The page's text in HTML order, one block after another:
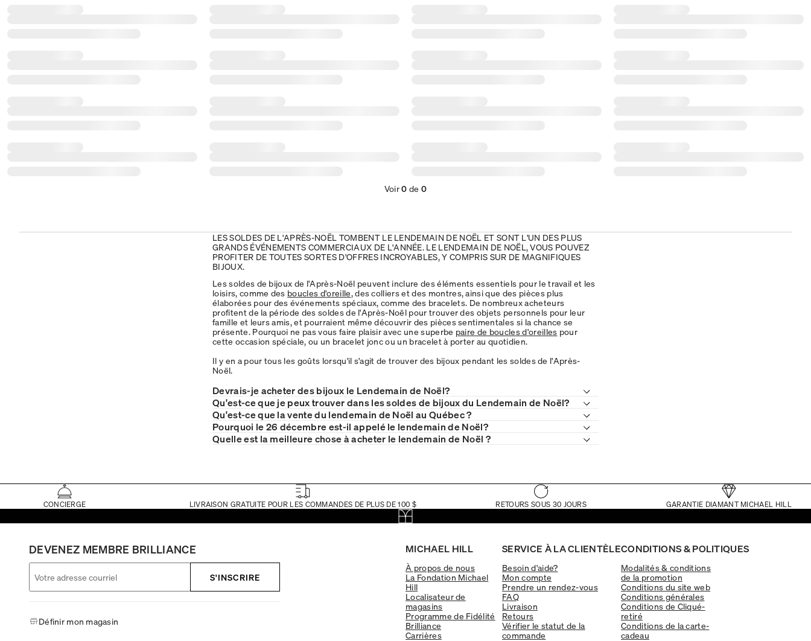
Voir0 de 0
LES SOLDES DE L'APRÈS-NOËL TOMBENT LE LENDEMAIN DE NOËL ET SONT L'UN DES PLUS
GRANDS ÉVÉNEMENTS COMMERCIAUX DE L'ANNÉE. LE LENDEMAIN DE NOËL, VOUS POUVEZ
PROFITER DE TOUTES SORTES D'OFFRES INCROYABLES, Y COMPRIS SUR DE MAGNIFIQUES
BIJOUX.
Les soldes de bijoux de l'Après-Noël peuvent inclure des éléments essentiels pour le travail et les
loisirs, comme des boucles d'oreille, des colliers et des montres, ainsi que des pièces plus
élaborées pour des événements spéciaux, comme des bracelets. De nombreux acheteurs
profitent de la période des soldes de l'Après-Noël pour trouver des objets personnels pour leur
famille et leurs amis, et pourraient même découvrir des pièces sentimentales si la chance se
présente. Pourquoi ne pas vous faire plaisir avec une superbe paire de boucles d'oreilles pour
cette occasion spéciale, ou un bracelet jonc ou un bracelet à porter au quotidien.
Il y en a pour tous les goûts lorsqu'il s'agit de trouver des bijoux pendant les soldes de l'Après-
Noël.
Devrais-je acheter des bijoux le Lendemain de Noël?
Qu'est-ce que je peux trouver dans les soldes de bijoux du Lendemain de Noël?
Qu'est-ce que la vente du lendemain de Noël au Québec ?
Pourquoi le 26 décembre est-il appelé le lendemain de Noël?
Quelle est la meilleure chose à acheter le lendemain de Noël ?
CONCIERGE LIVRAISON GRATUITE POUR LES COMMANDES DE PLUS DE 100 $ RETOURS SOUS 30 JOURS GARANTIE DIAMANT MICHAEL HILL
MICHAEL HILL
À propos de nous
La Fondation Michael
Hill
Localisateur de
magasins
Programme de Fidélité
Brilliance
Carrières
SERVICE À LA CLIENTÈLE
Besoin d'aide?
Mon compte
Prendre un rendez-vous
FAQ
Livraison
Retours
Vérifier le statut de la
commande
CONDITIONS & POLITIQUES
Modalités & conditions
de la promotion
Conditions du site web
Conditions générales
Conditions de Cliqué-
retiré
Conditions de la carte-
cadeau
DEVENEZ MEMBRE BRILLIANCE
S'INSCRIRE
Définir mon magasin